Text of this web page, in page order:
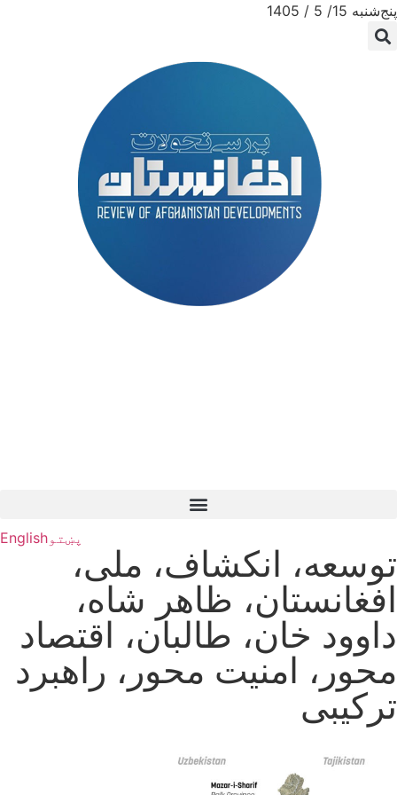
پنج‌شنبه 15/ 5 / 1405
پښتوEnglish
توسعه، انکشاف، ملی،
افغانستان، ظاهر شاه،
داوود خان، طالبان، اقتصاد
محور، امنیت محور، راهبرد
ترکیبی